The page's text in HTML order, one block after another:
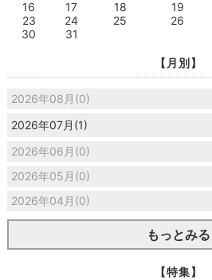
16
17 18 19
23
24 25 26
30
31
【月別】
2026年08月(0)
2026年07月(1)
2026年06月(0)
2026年05月(0)
2026年04月(0)
もっとみる
【特集】